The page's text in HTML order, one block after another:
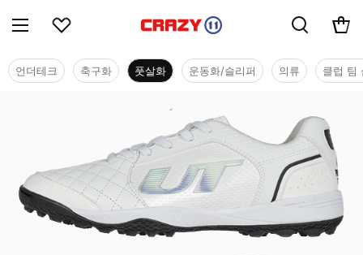
언더테크 축구화 풋살화 운동화/슬리퍼 의류 클럽 팀